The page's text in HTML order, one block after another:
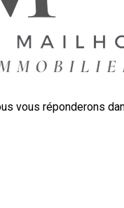
vous réponderons